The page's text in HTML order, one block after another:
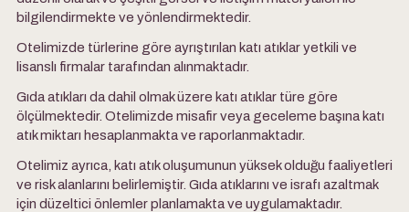
bilgilendirmekte ve yönlendirmektedir.
Otelimizde türlerine göre ayrıştırılan katı atıklar yetkili ve
lisanslı firmalar tarafından alınmaktadır.
Gıda atıkları da dahil olmak üzere katı atıklar türe göre
ölçülmektedir. Otelimizde misafir veya geceleme başına katı
atık miktarı hesaplanmakta ve raporlanmaktadır.
Otelimiz ayrıca, katı atık oluşumunun yüksek olduğu faaliyetleri
ve risk alanlarını belirlemiştir. Gıda atıklarını ve israfı azaltmak
için düzeltici önlemler planlamakta ve uygulamaktadır.